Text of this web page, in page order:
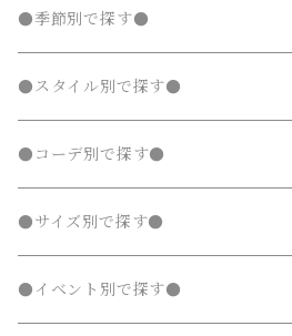
タンクトップ
チェスターコート
靴下
水着
ラッシュガード
タンクトップ
チェスターコート
靴
靴下
オールインワン
サロペット・オーバーオール
水着
ラッシュガード
タンクトップ
ノーカラージャケット
チェスターコート
靴・小物
靴
靴下
オールインワン
サロペット・オーバーオール
水着
ラッシュガード
Tシャツ・カットソー
シャツ・ブラウス
ボトムス
スカート
デニムスカート
アウター
ダウンジャケット・コート
ノーカラージャケット
発表会 ドレス
半袖
長袖
フォーマルスーツ
スカート セットアップ
靴・小物
Tシャツ・カットソー
シャツ・ブラウス
ワンピース
シャツワンピース
ジャンパースカート
ボトムス
スカート
デニムスカート
アウター
ダウンジャケット・コート
ノーカラージャケット
発表会 ドレス
半袖
フォーマルスーツ
トップス
Tシャツ・カットソー
シャツ・ブラウス
ワンピース
シャツワンピース
ジャンパースカート
ボトムス
スカート
デニムスカート
アウター
ダウンジャケット・コート
発表会 ドレス
●季節別で探す●
春
夏
秋
冬
●スタイル別で探す●
ナチュラル 子供服
フェミニン 子供服
マニッシュ 子供服
●コーデ別で探す●
兄弟・姉妹コーデ
親子コーデ
●サイズ別で探す●
70～90cm
●イベント別で探す●